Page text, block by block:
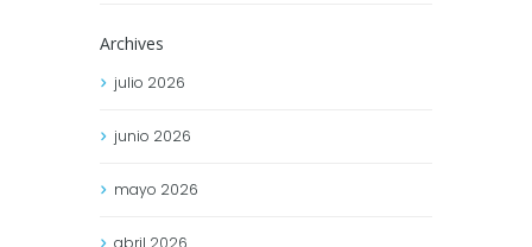
Archives
julio 2026
junio 2026
mayo 2026